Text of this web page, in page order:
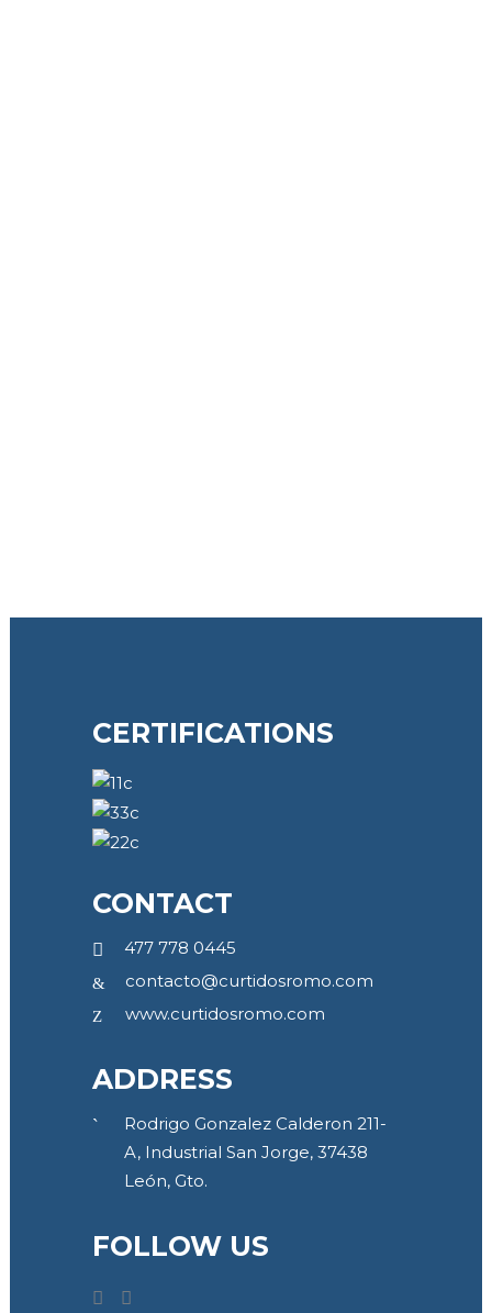
CERTIFICATIONS
CONTACT
477 778 0445
contacto@curtidosromo.com
www.curtidosromo.com
ADDRESS
Rodrigo Gonzalez Calderon 211-
A, Industrial San Jorge, 37438
León, Gto.
FOLLOW US